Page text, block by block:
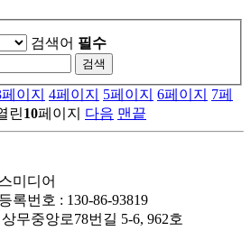
검색어 필수
페이지 4페이지 5페이지 6페이지 7페
린10페이지 다음 맨끝
미디어
록번호 : 130-86-93819
무중앙로78번길 5-6, 962호